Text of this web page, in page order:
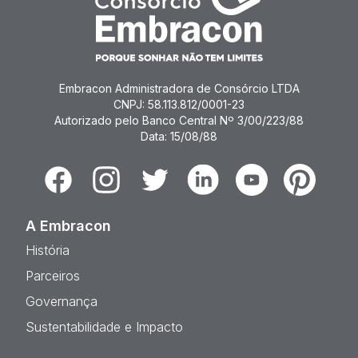
Embracon Administradora de Consórcio LTDA
CNPJ: 58.113.812/0001-23
Autorizado pelo Banco Central Nº 3/00/223/88
Data: 15/08/88
FacebookInstagramTwitter LinkedinYoutubePinterest
A Embracon
História
Parceiros
Governança
Sustentabilidade e Impacto